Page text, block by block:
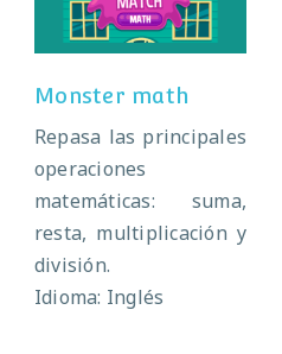
Monster math
Repasa las principales
operaciones
matemáticas: suma,
resta, multiplicación y
división.
Idioma: Inglés